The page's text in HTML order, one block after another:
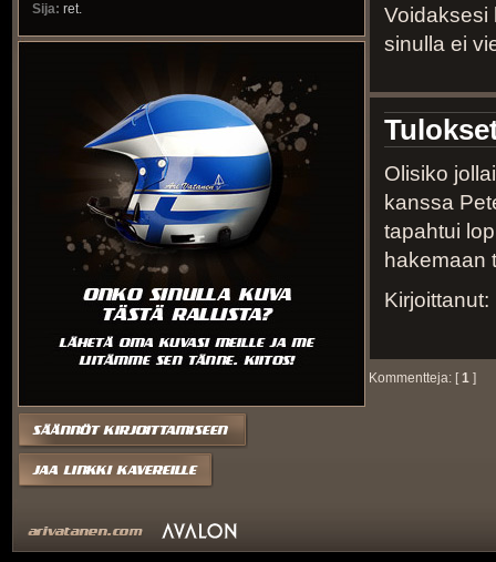
Sija: ret.
Voidaksesi
sinulla ei
Olisiko
kanssa
tapahtui
hakemaan
Kirjoittanut:
Kommentteja: [1 ]